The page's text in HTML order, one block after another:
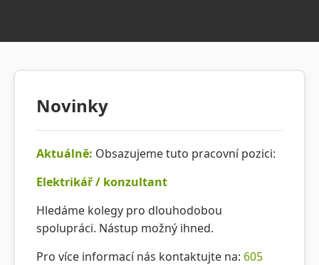
Novinky
Aktuálně: Obsazujeme tuto pracovní pozici:
Elektrikář / konzultant
Hledáme kolegy pro dlouhodobou
spolupráci. Nástup možný ihned.
Pro více informací nás kontaktujte na: 605